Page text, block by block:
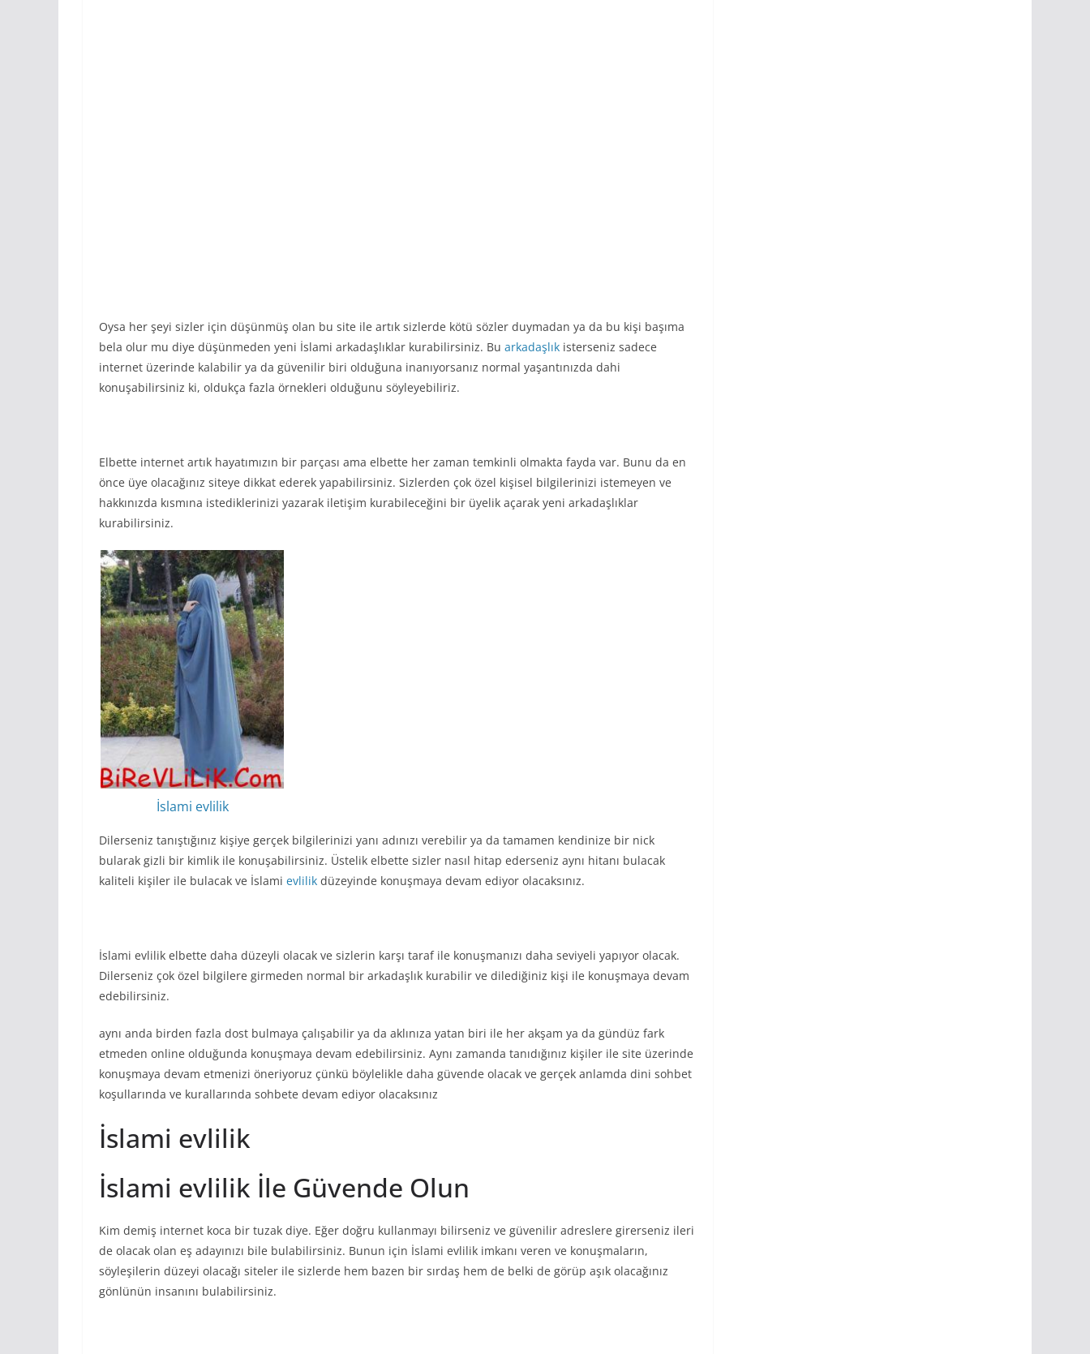
Oysa her şeyi sizler için düşünmüş olan bu site ile artık sizlerde kötü sözler duymadan ya da bu kişi başıma
bela olur mu diye düşünmeden yeni İslami arkadaşlıklar kurabilirsiniz. Bu arkadaşlık isterseniz sadece
internet üzerinde kalabilir ya da güvenilir biri olduğuna inanıyorsanız normal yaşantınızda dahi
konuşabilirsiniz ki, oldukça fazla örnekleri olduğunu söyleyebiliriz.
Elbette internet artık hayatımızın bir parçası ama elbette her zaman temkinli olmakta fayda var. Bunu da en
önce üye olacağınız siteye dikkat ederek yapabilirsiniz. Sizlerden çok özel kişisel bilgilerinizi istemeyen ve
hakkınızda kısmına istediklerinizi yazarak iletişim kurabileceğini bir üyelik açarak yeni arkadaşlıklar
kurabilirsiniz.
İslami evlilik
Dilerseniz tanıştığınız kişiye gerçek bilgilerinizi yanı adınızı verebilir ya da tamamen kendinize bir nick
bularak gizli bir kimlik ile konuşabilirsiniz. Üstelik elbette sizler nasıl hitap ederseniz aynı hitanı bulacak
kaliteli kişiler ile bulacak ve İslami evlilik düzeyinde konuşmaya devam ediyor olacaksınız.
İslami evlilik elbette daha düzeyli olacak ve sizlerin karşı taraf ile konuşmanızı daha seviyeli yapıyor olacak.
Dilerseniz çok özel bilgilere girmeden normal bir arkadaşlık kurabilir ve dilediğiniz kişi ile konuşmaya devam
edebilirsiniz.
aynı anda birden fazla dost bulmaya çalışabilir ya da aklınıza yatan biri ile her akşam ya da gündüz fark
etmeden online olduğunda konuşmaya devam edebilirsiniz. Aynı zamanda tanıdığınız kişiler ile site üzerinde
konuşmaya devam etmenizi öneriyoruz çünkü böylelikle daha güvende olacak ve gerçek anlamda dini sohbet
koşullarında ve kurallarında sohbete devam ediyor olacaksınız
İslami evlilik
İslami evlilik İle Güvende Olun
Kim demiş internet koca bir tuzak diye. Eğer doğru kullanmayı bilirseniz ve güvenilir adreslere girerseniz ileri
de olacak olan eş adayınızı bile bulabilirsiniz. Bunun için İslami evlilik imkanı veren ve konuşmaların,
söyleşilerin düzeyi olacağı siteler ile sizlerde hem bazen bir sırdaş hem de belki de görüp aşık olacağınız
gönlünün insanını bulabilirsiniz.